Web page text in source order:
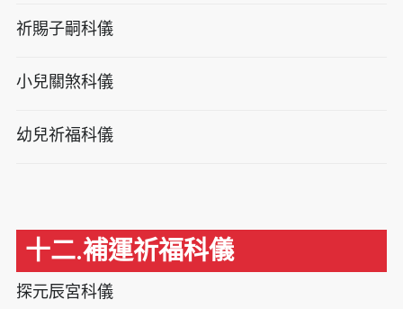
祈賜子嗣科儀
小兒關煞科儀
幼兒祈福科儀
十二.補運祈福科儀
探元辰宮科儀